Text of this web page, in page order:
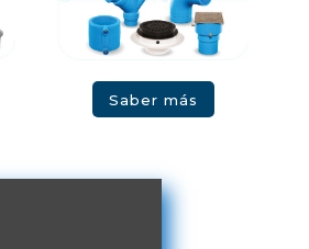
Saber más